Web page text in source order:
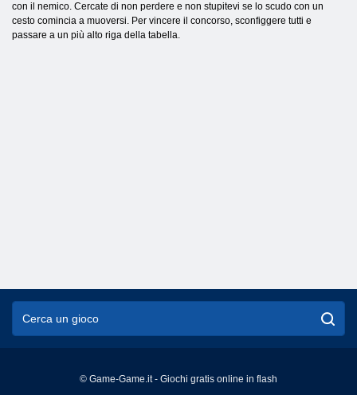
con il nemico. Cercate di non perdere e non stupitevi se lo scudo con un
cesto comincia a muoversi. Per vincere il concorso, sconfiggere tutti e
passare a un più alto riga della tabella.
© Game-Game.it - Giochi gratis online in flash